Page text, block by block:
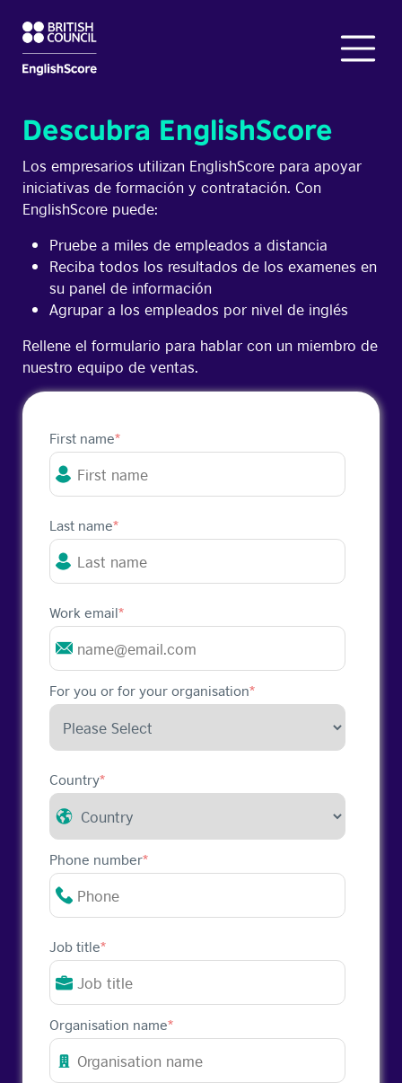
Descubra EnglishScore
Los empresarios utilizan EnglishScore para apoyar
iniciativas de formación y contratación. Con
EnglishScore puede:
Pruebe a miles de empleados a distancia
Reciba todos los resultados de los examenes en
su panel de información
Agrupar a los empleados por nivel de inglés
Rellene el formulario para hablar con un miembro de
nuestro equipo de ventas.
First name*
Last name*
Work email*
For you or for your organisation*
Country*
Phone number*
Job title*
Organisation name*